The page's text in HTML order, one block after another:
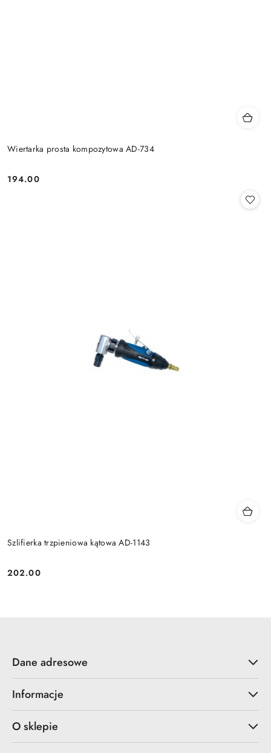
Wiertarka prosta kompozytowa AD-734
Cena:
194.00
Szlifierka trzpieniowa kątowa AD-1143
Cena:
202.00
Dane adresowe
Informacje
O sklepie